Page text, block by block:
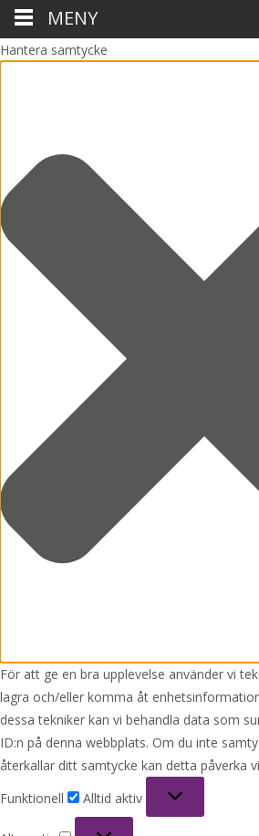
Hantera samtycke
För att ge en bra upplevelse använder vi
lagra och/eller komma åt
dessa tekniker kan vi behandla data som
ID:n på denna webbplats. Om du inte
återkallar ditt samtycke kan detta påverka
Funktionell
Alltid aktiv
MENY